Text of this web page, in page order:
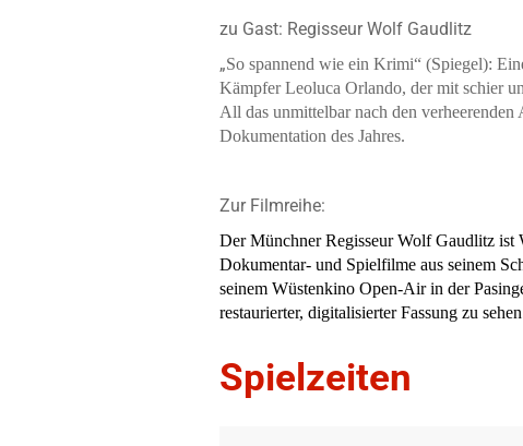
zu Gast: Regisseur Wolf Gaudlitz
„So spannend wie ein Krimi“(Spiegel):
Kämpfer Leoluca Orlando,der mit schier
All das unmittelbar nach den
Dokumentation des Jahres.
Zur Filmreihe:
Der Münchner Regisseur Wolf Gaudlitz ist
Dokumentar- und Spielfilme aus seinem
seinem Wüstenkino Open-Air in der
restaurierter, digitalisierter Fassung zu
Spielzeiten